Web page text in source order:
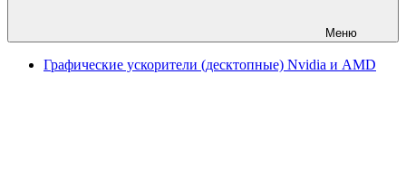
Меню
Графические ускорители (десктопные) Nvidia и AMD